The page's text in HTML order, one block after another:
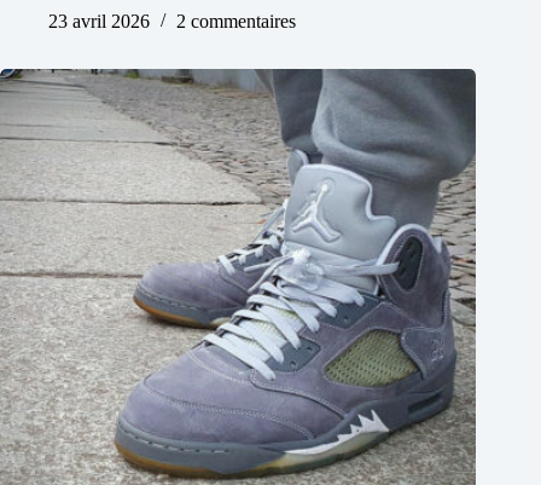
23 avril 2026
2 commentaires